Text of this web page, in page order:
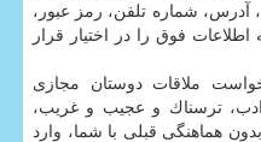
آدرس، شماره تلفن، رمز عبور،
اطلاعات فوق را در اختیار قرار
ملاقات دوستان مجازی
ادب، ترسناك و عجیب و غریب،
هماهنگی قبلی با شما، وارد